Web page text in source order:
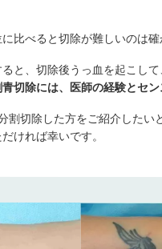
比べると切除が難しいのは確
と、切除後うっ血を起こし
青切除には、医師の経験とセ
割切除した方をご紹介した
ければ幸いです。